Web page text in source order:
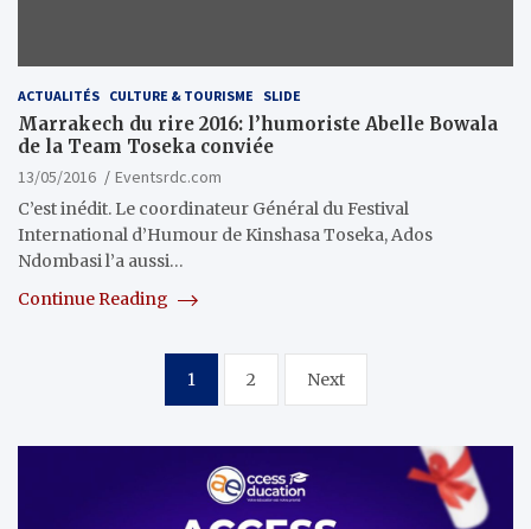
ACTUALITÉS CULTURE & TOURISME SLIDE
Marrakech du rire 2016: l’humoriste Abelle Bowala
de la Team Toseka conviée
13/05/2016
Eventsrdc.com
C’est inédit. Le coordinateur Général du Festival
International d’Humour de Kinshasa Toseka, Ados
Ndombasi l’a aussi…
Continue Reading
publications
1 2 Next